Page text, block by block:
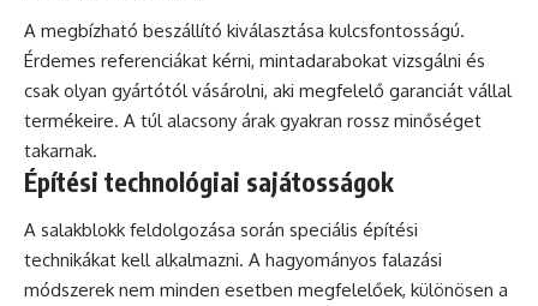
A megbízható beszállító kiválasztása kulcsfontosságú.
Érdemes referenciákat kérni, mintadarabokat vizsgálni és
csak olyan gyártótól vásárolni, aki megfelelő garanciát vállal
termékeire. A túl alacsony árak gyakran rossz minőséget
takarnak.
Építési technológiai sajátosságok
A salakblokk feldolgozása során speciális építési
technikákat kell alkalmazni. A hagyományos falazási
módszerek nem minden esetben megfelelőek, különösen a